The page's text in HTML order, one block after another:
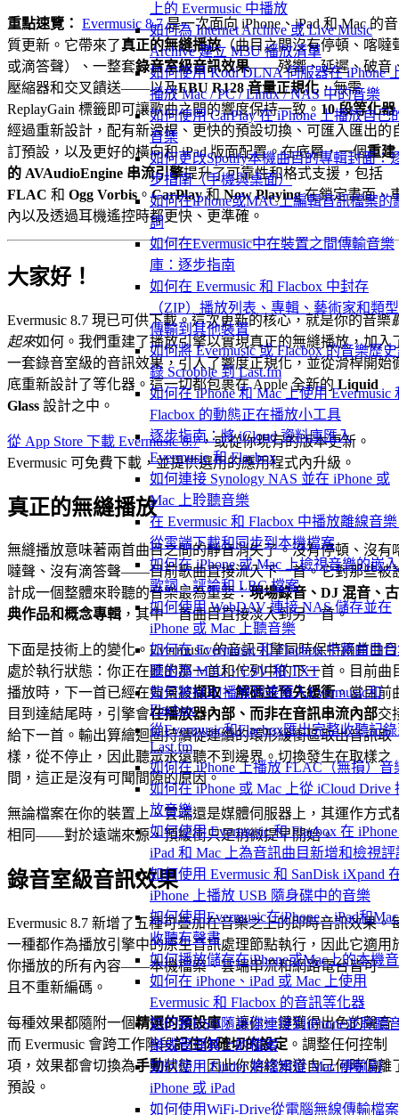
上的 Evermusic 中播放
如何為 Internet Archive 或 Live Music
Archive 建立 M3U 播放清單
如何使用 Kodi DLNA 伺服器在 iPhone
播放 Mac / PC / Linux / NAS 中的音樂
如何使用 CarPlay 在 iPhone 上播放自己
音樂
如何更改Spotify本機曲目的專輯封面：
步指南（手機與桌面）
如何在iPhone或MAC上編輯音訊檔案的
詞
如何在Evermusic中在裝置之間傳輸音樂
庫：逐步指南
如何在 Evermusic 和 Flacbox 中封存
（ZIP）播放列表、專輯、藝術家和類
傳輸到其他裝置
如何將 Evermusic 或 Flacbox 的音樂歷
錄 Scrobble 到 Last.fm
如何在 iPhone 和 Mac 上使用 Evermusic
Flacbox 的動態正在播放小工具
逐步指南：將 iCloud 資料庫匯入
Evermusic 和 Flacbox
如何連接 Synology NAS 並在 iPhone 或
Mac 上聆聽音樂
在 Evermusic 和 Flacbox 中播放離線音
從雲端下載和同步到本機檔案
如何在 iPhone 或 Mac 上檢視音樂的嵌
歌詞、評論和 LRC 檔案
如何使用 WebDAV 連接 NAS 儲存並在
iPhone 或 Mac 上聽音樂
如何在 Evermusic 和 Flacbox 中將曲目
匯出為 M3U、CSV 和 TXT
如何將M3U播放列表匯入Evermusic和
Flacbox
從Evermusic和Flacbox匯出完整收聽記
Last.fm
如何在 iPhone 上播放 FLAC（無損）音
如何在 iPhone 或 Mac 上從 iCloud Drive
放音樂
如何使用 Evermusic 和 Flacbox 在
iPad 和 Mac 上為音訊曲目新增和檢視評
如何使用 Evermusic 和 SanDisk iXpand
iPhone 上播放 USB 隨身碟中的音樂
如何使用Evermusic在iPhone、iPad和
收聽有聲書
如何播放儲存在iPhone或Mac上的本機
如何在 iPhone、iPad 或 Mac 上使用
Evermusic 和 Flacbox 的音訊等化器
如何將USB隨身碟連接到iPhone並聆聽
樂或管理其上的檔案
如何使用 Finder 將檔案從 Mac 傳輸到
iPhone 或 iPad
如何使用WiFi-Drive從電腦無線傳輸檔
重點速覽： Evermusic 8.7是一次面向 iPhone、iPad 和 Mac 的音
質更新。它帶來了真正的無縫播放（曲目之間沒有停頓、喀噠
或滴答聲）、一整套錄音室級音訊效果——殘響、延遲、破音
壓縮器和交叉饋送——以及EBU R128 音量正規化 ，無需
ReplayGain 標籤即可讓歌曲之間的響度保持一致。 10 段等化器
經過重新設計，配有新滑桿、更快的預設切換、可匯入匯出的
訂預設，以及更好的橫向和 iPad 版面配置。在底層，一個重建
的 AVAudioEngine 串流引擎提升了可靠性和格式支援，包括
FLAC 和 Ogg Vorbis 。CarPlay和 Now Playing在鎖定畫面、
內以及透過耳機遙控時都更快、更準確。
大家好！
Evermusic 8.7 現已可供下載。這次更新的核心，就是你的音樂
起來如何。我們重建了播放引擎以實現真正的無縫播放，加入
一套錄音室級的音訊效果，引入了響度正規化，並從滑桿開始
底重新設計了等化器。這一切都包裹在 Apple 全新的 Liquid
Glass 設計之中。
從 App Store 下載 Evermusic 8.7，或從你現有的版本更新。
Evermusic 可免費下載，並提供選用的應用程式內升級。
真正的無縫播放
無縫播放意味著兩首曲目之間的靜音消失了。沒有停頓、沒有
噠聲、沒有滴答聲——目前歌曲直接流入下一首。它對那些被
計成一個整體來聆聽的音樂最為重要：現場錄音、DJ 混音、古
典作品和概念專輯 ，其中一首曲目直接淡入到另一首。
下面是技術上的變化。Evermusic 的音訊引擎同時保持兩首曲目
處於執行狀態：你正在聽的那一首和佇列中的下一首。目前曲
播放時，下一首已經在背景被擷取、解碼並預先緩衝。當目前
目到達結尾時，引擎會在播放器內部、而非在音訊串流內部交
給下一首。輸出算繪迴圈持續從連續的環形緩衝區取出音訊取
樣，從不停止，因此聽眾永遠聽不到邊界。切換發生在取樣之
間，這正是沒有可聞間隙的原因。
無論檔案在你的裝置上、雲端還是媒體伺服器上，其運作方式
相同——對於遠端來源，預緩衝只是稍微提早開始。
錄音室級音訊效果
Evermusic 8.7 新增了五種可疊加在音樂之上的即時音訊效果。
一種都作為播放引擎中的原生音訊處理節點執行，因此它適用
你播放的所有內容——本機檔案、雲端串流和網路電台皆可
且不重新編碼。
每種效果都隨附一個精選的預設庫，讓你一鍵獲得出色的聲音
而 Evermusic 會跨工作階段記住你確切的設定 。調整任何控制
項，效果都會切換為手動狀態，因此你始終知道自己何時偏離
預設。